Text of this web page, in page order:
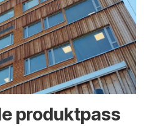
produktpass